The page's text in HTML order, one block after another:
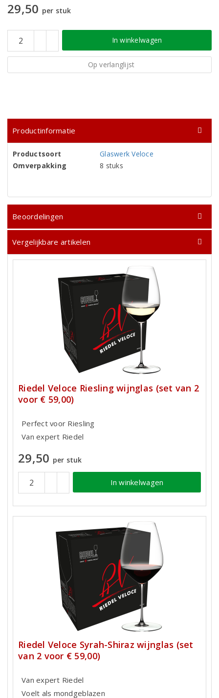
29,50 per stuk
In winkelwagen
Op verlanglijst
Productinformatie
Productsoort
Glaswerk Veloce
Omverpakking
8 stuks
Beoordelingen
Vergelijkbare artikelen
Riedel Veloce Riesling wijnglas (set van 2
voor € 59,00)
Perfect voor Riesling
Van expert Riedel
29,50 per stuk
In winkelwagen
Riedel Veloce Syrah-Shiraz wijnglas (set
van 2 voor € 59,00)
Van expert Riedel
Voelt als mondgeblazen